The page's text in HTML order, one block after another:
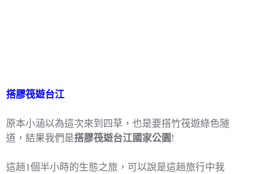
搭膠筏遊台江
原本小涵以為這次來到四草，也是要搭竹筏遊綠色隧
道，結果我們是搭膠筏遊台江國家公園!
這趟1個半小時的生態之旅，可以說是這趟旅行中我